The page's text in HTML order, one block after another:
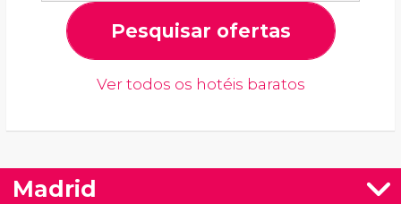
Pesquisar ofertas
Ver todos os hotéis baratos
Madrid